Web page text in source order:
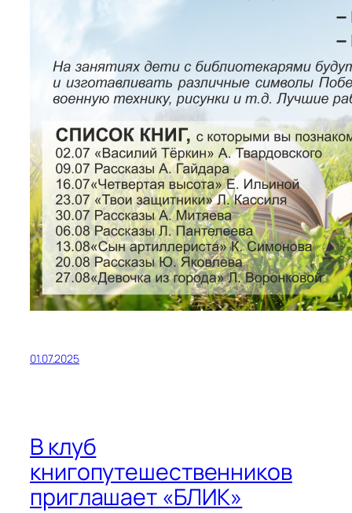
01.07.2025
В клуб
книгопутешественников
приглашает «БЛИК»